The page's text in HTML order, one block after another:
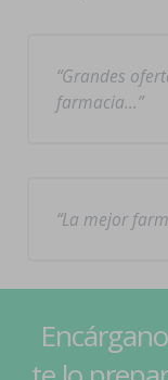
Grandes
farmacia…
La mejor